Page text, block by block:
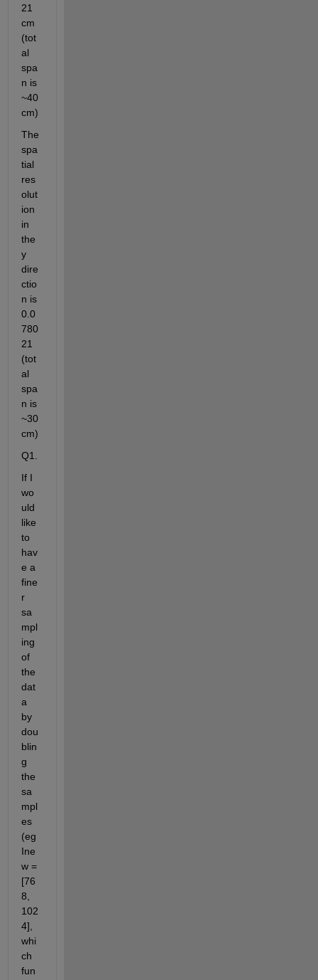
21
cm
(tot
al
spa
n is
~40
cm)
The
spa
tial
res
olut
ion
in
the
y
dire
ctio
n is
0.0
780
21
(tot
al
spa
n is
~30
cm)
Q1.
If I
wo
uld
like
to
hav
e a
fine
r
sa
mpl
ing
of
the
dat
a
by
dou
blin
g
the
sa
mpl
es
(eg
Ine
w =
[76
8,
102
4],
whi
ch
fun